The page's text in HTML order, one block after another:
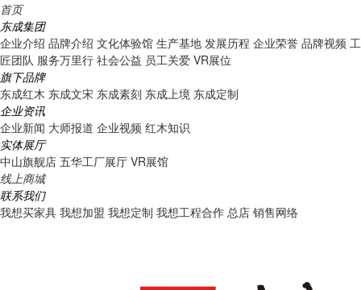
首页
东成集团
企业介绍 品牌介绍 文化体验馆 生产基地 发展历程 企业荣誉 品牌视频 工
匠团队 服务万里行 社会公益 员工关爱 VR展位
旗下品牌
东成红木 东成文宋 东成素刻 东成上境 东成定制
企业资讯
企业新闻 大师报道 企业视频 红木知识
实体展厅
中山旗舰店 五华工厂展厅 VR展馆
线上商城
联系我们
我想买家具 我想加盟 我想定制 我想工程合作 总店 销售网络